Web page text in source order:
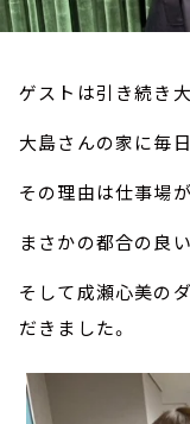
ゲストは引き続き
大島さんの家に毎
その理由は仕事場
まさかの都合の良
そして成瀬心美の
だきました。